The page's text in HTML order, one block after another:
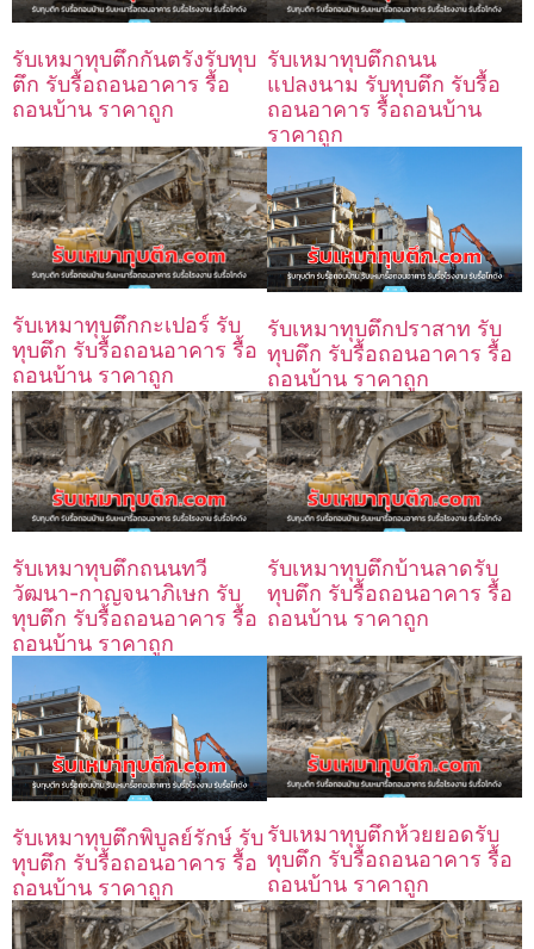
รับเหมาทุบตึกกันตรังรับทุบ
ตึก รับรื้อถอนอาคาร รื้อ
ถอนบ้าน ราคาถูก
รับเหมาทุบตึกถนน
แปลงนาม รับทุบตึก รับรื้อ
ถอนอาคาร รื้อถอนบ้าน
ราคาถูก
รับเหมาทุบตึกกะเปอร์ รับ
ทุบตึก รับรื้อถอนอาคาร รื้อ
ถอนบ้าน ราคาถูก
รับเหมาทุบตึกปราสาท รับ
ทุบตึก รับรื้อถอนอาคาร รื้อ
ถอนบ้าน ราคาถูก
รับเหมาทุบตึกถนนทวี
วัฒนา-กาญจนาภิเษก รับ
ทุบตึก รับรื้อถอนอาคาร รื้อ
ถอนบ้าน ราคาถูก
รับเหมาทุบตึกบ้านลาดรับ
ทุบตึก รับรื้อถอนอาคาร รื้อ
ถอนบ้าน ราคาถูก
รับเหมาทุบตึกพิบูลย์รักษ์ รับ
ทุบตึก รับรื้อถอนอาคาร รื้อ
ถอนบ้าน ราคาถูก
รับเหมาทุบตึกห้วยยอดรับ
ทุบตึก รับรื้อถอนอาคาร รื้อ
ถอนบ้าน ราคาถูก